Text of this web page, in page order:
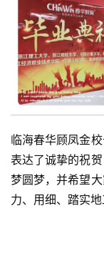
临海春华顾凤金
表达了诚挚的祝
梦圆梦，并希望
力、用细、踏实